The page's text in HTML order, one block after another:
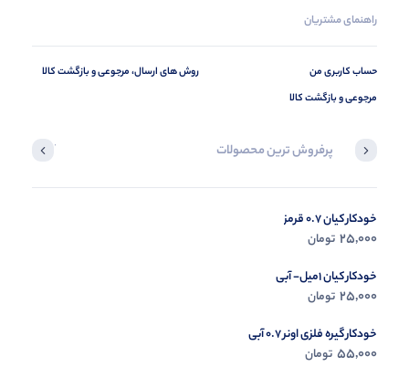
راهنمای مشتریان
حساب کاربری من
مرجوعی و بازگشت کالا
روش های ارسال، مرجوعی و بازگشت کالا
پرفروش ترین محصولات آخرین
خودکار کیان 0.7 قرمز
25,000 تومان
خودکار کیان 1میل- آبی
25,000 تومان
خودکار گیره فلزی اونر 0.7 آبی
55,000 تومان